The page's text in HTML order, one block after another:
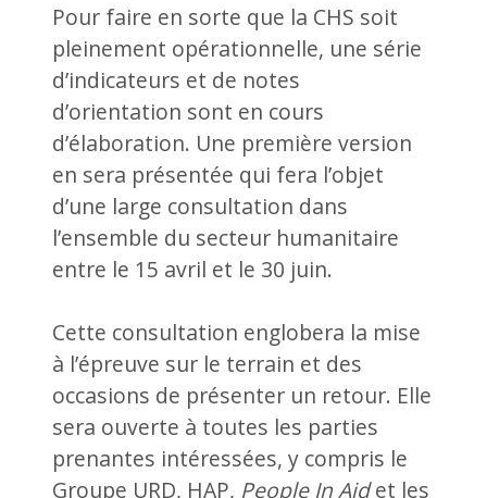
Pour faire en sorte que la CHS soit
pleinement opérationnelle, une série
d’indicateurs et de notes
d’orientation sont en cours
d’élaboration. Une première version
en sera présentée qui fera l’objet
d’une large consultation dans
l’ensemble du secteur humanitaire
entre le 15 avril et le 30 juin.
Cette consultation englobera la mise
à l’épreuve sur le terrain et des
occasions de présenter un retour. Elle
sera ouverte à toutes les parties
prenantes intéressées, y compris le
Groupe URD, HAP, People In Aidet les